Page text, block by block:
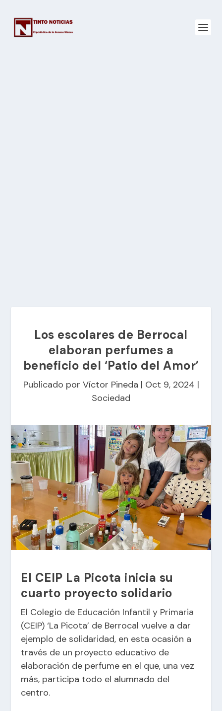
Los escolares de Berrocal
elaboran perfumes a
beneficio del ‘Patio del Amor’
Publicado por Víctor Pineda | Oct 9, 2024 |
Sociedad
El CEIP La Picota inicia su
cuarto proyecto solidario
El Colegio de Educación Infantil y Primaria
(CEIP) ‘La Picota’ de Berrocal vuelve a dar
ejemplo de solidaridad, en esta ocasión a
través de un proyecto educativo de
elaboración de perfume en el que, una vez
más, participa todo el alumnado del
centro.